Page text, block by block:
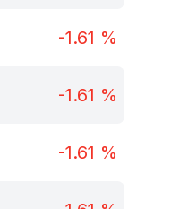
-1.61 %
-1.61 %
-1.61 %